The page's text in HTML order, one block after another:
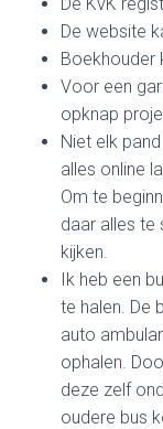
De website
Boekhouder
Voor een
opknap
Niet elk
alles online
Om te
daar alles te
kijken.
Ik heb een
te halen. De
auto
ophalen.
deze zelf
oudere bus